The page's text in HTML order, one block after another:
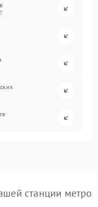
станции метро